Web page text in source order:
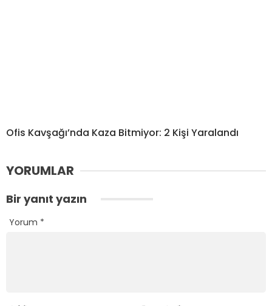
Ofis Kavşağı’nda Kaza Bitmiyor: 2 Kişi Yaralandı
YORUMLAR
Bir yanıt yazın
Yorum *